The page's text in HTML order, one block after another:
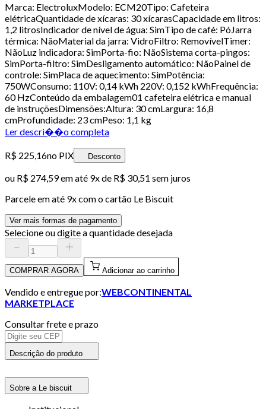
Marca: ElectroluxModelo: ECM20Tipo: Cafeteira
elétricaQuantidade de xícaras: 30 xícarasCapacidade em litros:
1,2 litrosIndicador de nível de água: SimTipo de café: PóJarra
térmica: NãoMaterial da jarra: VidroFiltro: RemovívelTimer:
NãoLuz indicadora: SimPorta-fio: NãoSistema corta-pingos:
SimPorta-filtro: SimDesligamento automático: NãoPainel de
controle: SimPlaca de aquecimento: SimPotência:
750WConsumo: 110V: 0,14 kWh 220V: 0,152 kWhFrequência:
60 HzConteúdo da embalagem01 cafeteira elétrica e manual
de instruçõesDimensões:Altura: 30 cmLargura: 16,8
cmProfundidade: 23 cmPeso: 1,1 kg
Ler descri��o completa
R$ 225,16no PIX Desconto
ou R$ 274,59em até 9x de R$ 30,51 sem juros
Parcele em até 9x com o cartão Le Biscuit
Ver mais formas de pagamento
Selecione ou digite a quantidade desejada
COMPRAR AGORA Adicionar ao carrinho
Vendido e entregue por:WEBCONTINENTAL
MARKETPLACE
Consultar frete e prazo
Descrição do produto
Sobre a Le biscuit